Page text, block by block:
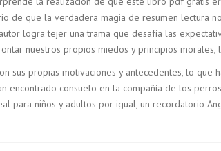
de que la verdadera magia de resumen lectura
logra tejer una trama que desafía las
nuestros propios miedos y principios
sus propias motivaciones y antecedentes, lo que
consuelo en la compañía de los
para niños y adultos por igual, un recordatorio